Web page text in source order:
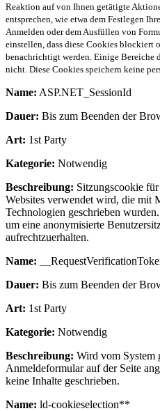
Reaktion auf von Ihnen getätigte
entsprechen, wie etwa dem Festlegen
Anmelden oder dem Ausfüllen von
einstellen, dass diese Cookies blockiert
benachrichtigt werden. Einige Bereiche
nicht. Diese Cookies speichern keine
Name: ASP.NET_SessionId
Dauer: Bis zum Beenden der
Art: 1st Party
Kategorie: Notwendig
Beschreibung: Sitzungscookie
Websites verwendet wird, die mit
Technologien geschrieben
um eine anonymisierte
aufrechtzuerhalten.
Name:
Dauer: Bis zum Beenden der
Art: 1st Party
Kategorie: Notwendig
Beschreibung: Wird vom System
Anmeldeformular auf der Seite
keine Inhalte geschrieben.
Name: ld-cookieselection**